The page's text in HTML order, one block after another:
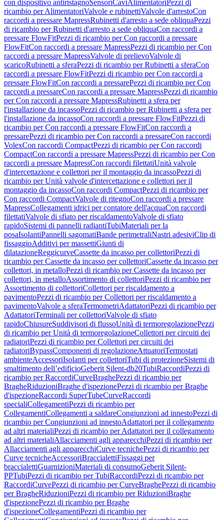
con dispositivo antiristagnoSensoriCaviAlimentatori Pezzi di
ricambio per AlimentatoriValvole e rubinettiValvole d'arrestoCon
raccordi a pressare MapressRubinetti d'arresto a sede obliquaPezzi
di ricambio per Rubinetti d'arresto a sede obliquaCon raccordi a
pressare FlowFitPezzi di ricambio per Con raccordi a pressare
FlowFitCon raccordi a pressare MapressPezzi di ricambio per Con
raccordi a pressare MapressValvole di prelievoValvole di
scaricoRubinetti a sferaPezzi di ricambio per Rubinetti a sferaCon
raccordi a pressare FlowFitPezzi di ricambio per Con raccordi a
pressare FlowFitCon raccordi a pressarePezzi di ricambio per Con
raccordi a pressareCon raccordi a pressare MapressPezzi di ricambio
per Con raccordi a pressare MapressRubinetti a sfera per
l'installazione da incassoPezzi di ricambio per Rubinetti a sfera per
l'installazione da incassoCon raccordi a pressare FlowFitPezzi di
ricambio per Con raccordi a pressare FlowFitCon raccordi a
pressarePezzi di ricambio per Con raccordi a pressareCon raccordi
VolexCon raccordi CompactPezzi di ricambio per Con raccordi
CompactCon raccordi a pressare MapressPezzi di ricambio per Con
raccordi a pressare MapressCon raccordi filettatiUnità valvole
d'intercettazione e collettori per il montaggio da incassoPezzi di
ricambio per Unità valvole d'intercettazione e collettori per il
montaggio da incassoCon raccordi CompactPezzi di ricambio per
Con raccordi CompactValvole di ritegnoCon raccordi a pressare
MapressCollegamenti idrici per contatore dell'acquaCon raccordi
filettatiValvole di sfiato per riscaldamentoValvole di sfiato
rapidoSistemi di pannelli radiantiTubiMateriali per la
posaIsolantiPannelli sagomatiBande perimetraliNastri adesiviClip di
fissaggioAdditivi per massettiGiunti di
dilatazioneReggicurveCassette da incasso per collettoriPezzi di
ricambio per Cassette da incasso per collettoriCassette da incasso per
collettori, in metalloPezzi di ricambio per Cassette da incasso per
collettori, in metalloAssortimento di collettoriPezzi di ricambio per
Assortimento di collettoriCollettori per riscaldamento a
pavimentoPezzi di ricambio per Collettori per riscaldamento a
pavimentoValvole a sferaTermometriAdattatoriPezzi di ricambio per
AdattatoriTerminali per collettoriValvole di sfiato
rapidoChiusureSuddivisori di flussoUnità di termoregolazionePezzi
di ricambio per Unità di termoregolazioneCollettori per circuiti dei
radiatoriPezzi di ricambio per Collettori per circuiti dei
radiatoriBypassComponenti di regolazioneAttuatoriTermostati
ambienteAccessoriIsolanti per collettoriTubi di protezioneSistemi di
smaltimento dell’edificioGeberit Silent-db20TubiRaccordiPezzi di
ricambio per RaccordiCurveBraghePezzi di ricambio per
BragheRiduzioniBraghe d'ispezionePezzi di ricambio per Braghe
d'ispezioneRaccordi SuperTubeCurveRaccordi
specialiCollegamentiPezzi di ricambio per
CollegamentiCollegamenti a saldareCongiunzioni ad innestoPezzi di
ricambio per Congiunzioni ad innestoAdattatori per il collegamento
ad altri materialiPezzi di ricambio per Adattatori per il collegamento
ad altri materialiAllacciamenti agli apparecchiPezzi di ricambio per
Allacciamenti agli apparecchiCurve tecnichePezzi di ricambio per
Curve tecnicheAccessoriBraccialettiFissaggi per
braccialettiGuarnizioniMateriali di consumoGeberit Silent-
PPTubiPezzi di ricambio per TubiRaccordiPezzi di ricambio per
RaccordiCurvePezzi di ricambio per CurveBraghePezzi di ricambio
per BragheRiduzioniPezzi di ricambio per RiduzioniBraghe
d'ispezionePezzi di ricambio per Braghe
d'ispezioneCollegamentiPezzi di ricambio per